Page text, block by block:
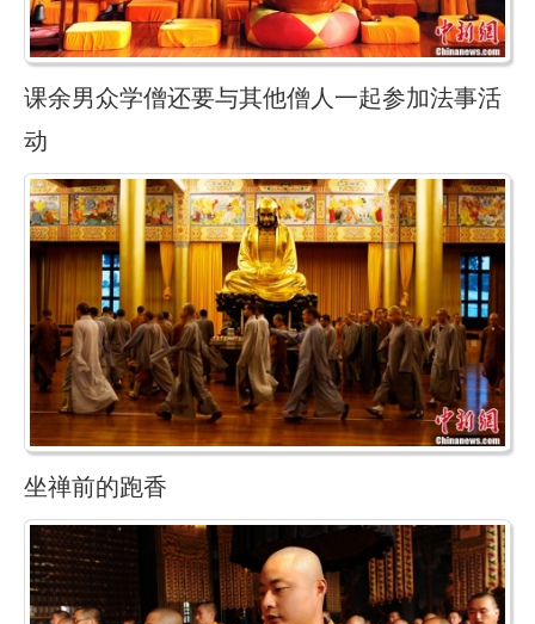
课余男众学僧还要与其他僧人一起参加法事活
动
坐禅前的跑香